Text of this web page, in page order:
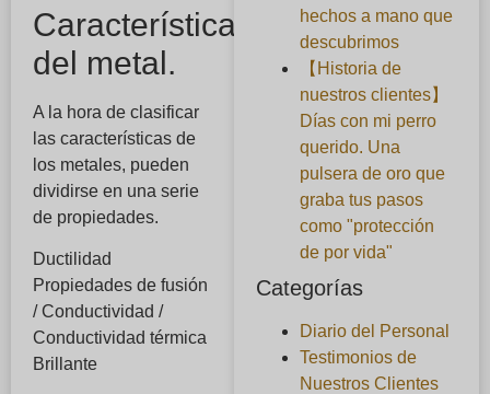
Características
del metal.
A la hora de clasificar
las características de
los metales, pueden
dividirse en una serie
de propiedades.
Ductilidad
Propiedades de fusión
/ Conductividad /
Conductividad térmica
Brillante
hechos a mano que
descubrimos
【Historia de
nuestros clientes】
Días con mi perro
querido. Una
pulsera de oro que
graba tus pasos
como "protección
de por vida"
Categorías
Diario del Personal
Testimonios de
Nuestros Clientes